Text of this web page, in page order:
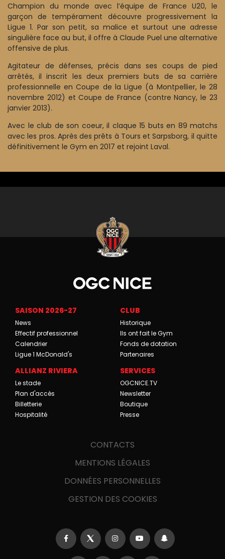
Champion du monde avec l’équipe de France U20, le
garçon de tempérament découvre progressivement la
Ligue 1. Par son petit, sa malice et surtout une adresse
singulière face au but, il offre à Claude Puel une alternative
offensive de plus.
Agitateur de défenses, précis dans ses coups de pied
arrêtés, il inscrit les deux premiers buts de sa carrière
professionnelle en Coupe de la Ligue (à Montpellier, le 28
novembre 2012) et Coupe de France (contre Nancy, le 23
janvier 2013).
Avec le club de son coeur, il claque 15 buts en 89 matchs
avec les pros. Après des prêts à Tours et Sarpsborg, il quitte
définitivement le Gym en 2017 et rejoint Laval.
SAISON 2026-27
News
Effectif professionnel
Calendrier
Ligue 1 McDonald's
CLUB
Historique
Ils ont fait le Gym
Fonds de dotation
Partenaires
ALLIANZ RIVIERA
Le stade
Plan d'accès
Billetterie
Hospitalité
SERVICES
OGCNICE.TV
Newsletter
Boutique
Presse
CONTACTS
MENTIONS LÉGALES
DONNÉES PERSONNELLES
GESTION DES COOKIES